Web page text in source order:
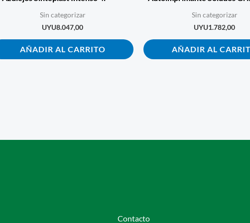
Sin categorizar
UYU8.047,00
AÑADIR AL CARRITO
Sin categorizar
UYU1.782,00
AÑADIR AL
Contacto